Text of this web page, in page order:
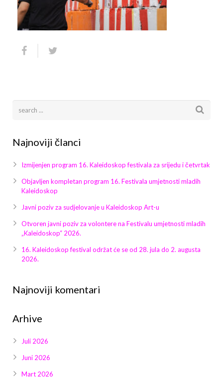
Video 2011
Video 2015
Video 2018
Galerija 2010
Galerija 2014
Galerija 2017
Galerija 2018
Galerija 2019
Galerija 2022
Galerija 2024
Galerija 2025
Arhiva
Najnoviji članci
Izmijenjen program 16. Kaleidoskop festivala za srijedu i četvrtak
Objavljen kompletan program 16. Festivala umjetnosti mladih
Kaleidoskop
Javni poziv za sudjelovanje u Kaleidoskop Art-u
Otvoren javni poziv za volontere na Festivalu umjetnosti mladih
„Kaleidoskop“ 2026.
16. Kaleidoskop festival održat će se od 28. jula do 2. augusta
2026.
Najnoviji komentari
Arhive
Juli 2026
Juni 2026
Mart 2026